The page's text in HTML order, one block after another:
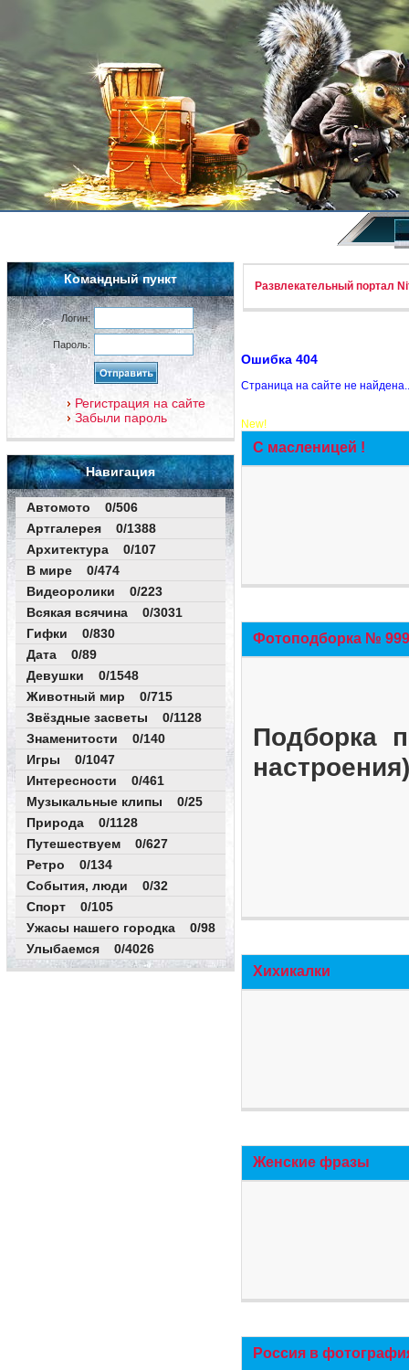
Командный пункт
Логин:
Пароль:
Регистрация на сайте
Забыли пароль
Навигация
Автомото 0/506
Артгалерея 0/1388
Архитектура 0/107
В мире 0/474
Видеоролики 0/223
Всякая всячина 0/3031
Гифки 0/830
Дата 0/89
Девушки 0/1548
Животный мир 0/715
Звёздные засветы 0/1128
Знаменитости 0/140
Игры 0/1047
Интересности 0/461
Музыкальные клипы 0/25
Природа 0/1128
Путешествуем 0/627
Ретро 0/134
События, люди 0/32
Спорт 0/105
Ужасы нашего городка 0/98
Улыбаемся 0/4026
Развлекательный портал
Ошибка 404
Страница на сайте не
New!
С масленицей !
Фотоподборка №
Подборка
Хихикалки
Женские фразы
Россия в